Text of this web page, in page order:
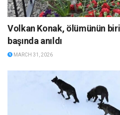
Volkan Konak, ölümünün
başında anıldı
MARCH 31, 2026